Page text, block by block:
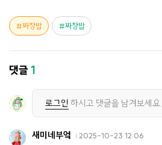
짜장밥 짜장밥
댓글1
로그인 하시고 댓글을 남겨보세요.
새미네부엌 2025-10-23 12:06